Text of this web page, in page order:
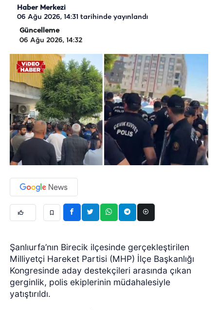
Haber Merkezi
06 Ağu 2026, 14:31 tarihinde yayınlandı
Güncelleme
06 Ağu 2026, 14:32
Şanlıurfa’nın Birecik ilçesinde gerçekleştirilen
Milliyetçi Hareket Partisi (MHP) İlçe Başkanlığı
Kongresinde aday destekçileri arasında çıkan
gerginlik, polis ekiplerinin müdahalesiyle
yatıştırıldı.